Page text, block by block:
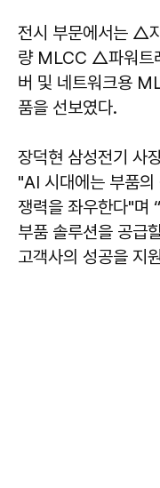
전시 부문에서는 △
량 MLCC △파워트
버 및 네트워크용
품을 선보였다.
장덕현 삼성전기 사
"AI 시대에는 부품
쟁력을 좌우한다"며
부품 솔루션을 공급
고객사의 성공을 지